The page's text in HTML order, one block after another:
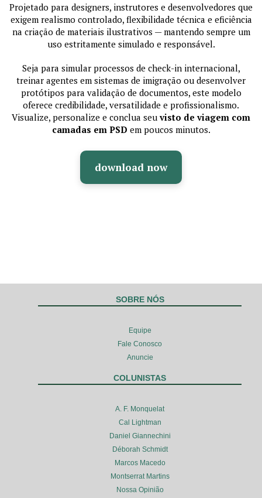
Projetado para designers, instrutores e desenvolvedores que
exigem realismo controlado, flexibilidade técnica e eficiência
na criação de materiais ilustrativos — mantendo sempre um
uso estritamente simulado e responsável.
Seja para simular processos de check-in internacional,
treinar agentes em sistemas de imigração ou desenvolver
protótipos para validação de documentos, este modelo
oferece credibilidade, versatilidade e profissionalismo.
Visualize, personalize e conclua seuvisto de viagem com
camadas em PSD em poucos minutos.
download now
SOBRE NÓS
Equipe
Fale Conosco
Anuncie
COLUNISTAS
A. F. Monquelat
Cal Lightman
Daniel Giannechini
Déborah Schmidt
Marcos Macedo
Montserrat Martins
Nossa Opinião